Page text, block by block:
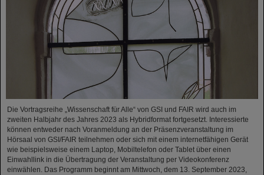
Die Vortragsreihe „Wissenschaft für Alle“ von GSI und FAIR wird auch im
zweiten Halbjahr des Jahres 2023 als Hybridformat fortgesetzt. Interessierte
können entweder nach Voranmeldung an der Präsenzveranstaltung im
Hörsaal von GSI/FAIR teilnehmen oder sich mit einem internetfähigen Gerät
wie beispielsweise einem Laptop, Mobiltelefon oder Tablet über einen
Einwahllink in die Übertragung der Veranstaltung per Videokonferenz
einwählen. Das Programm beginnt am Mittwoch, dem 13. September 2023,